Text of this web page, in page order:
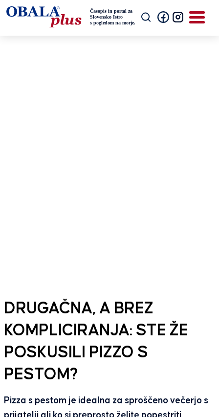
DRUGAČNA, A BREZ
KOMPLICIRANJA: STE ŽE
POSKUSILI PIZZO S
PESTOM?
Pizza s pestom je idealna za sproščeno večerjo s